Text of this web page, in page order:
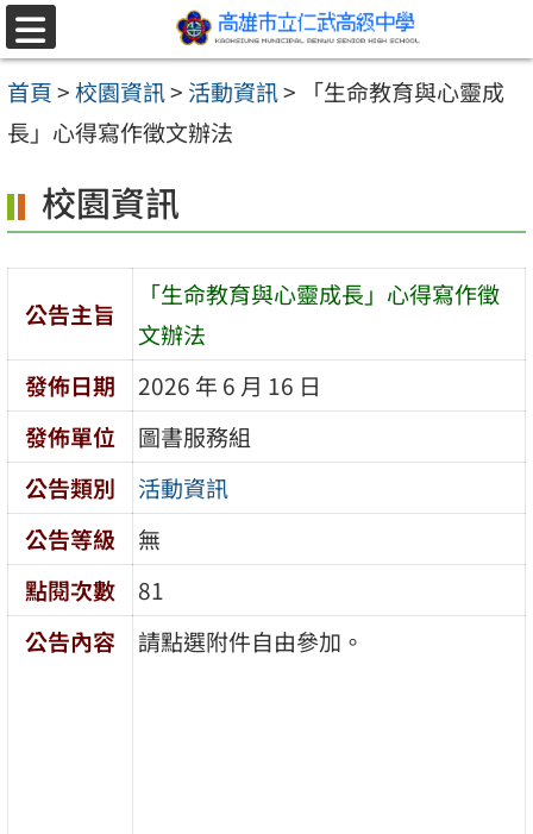
跳至主要內容區
選
單
首頁>校園資訊> 活動資訊>
「生命教育與心靈成
長」心得寫作徵文辦法
校園資訊
公告主旨
「生命教育與心靈成長」心得寫作徵
文辦法
發佈日期
2026 年 6 月 16 日
發佈單位
圖書服務組
公告類別
活動資訊
公告等級
無
點閱次數
81
公告內容
請點選附件自由參加。